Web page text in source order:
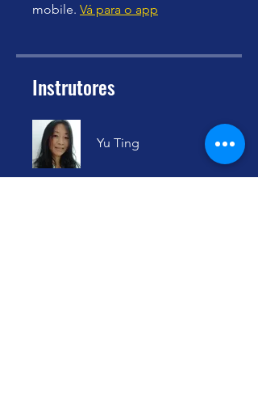
mobile. Vá para o app
Instrutores
Yu Ting